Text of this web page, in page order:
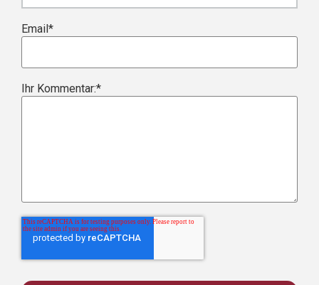
Email*
Ihr Kommentar:*